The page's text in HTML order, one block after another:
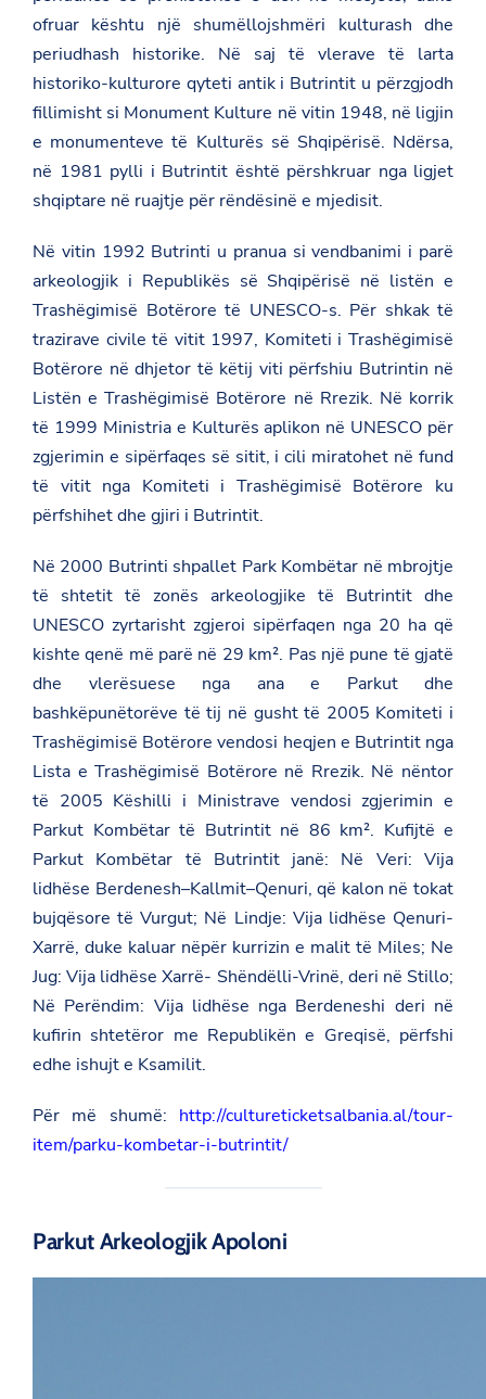
ofruar kështu një shumëllojshmëri kulturash dhe
periudhash historike. Në saj të vlerave të larta
historiko-kulturore qyteti antik i Butrintit u përzgjodh
fillimisht si Monument Kulture në vitin 1948, në ligjin
e monumenteve të Kulturës së Shqipërisë. Ndërsa,
në 1981 pylli i Butrintit është përshkruar nga ligjet
shqiptare në ruajtje për rëndësinë e mjedisit.
Në vitin 1992 Butrinti u pranua si vendbanimi i parë
arkeologjik i Republikës së Shqipërisë në listën e
Trashëgimisë Botërore të UNESCO-s. Për shkak të
trazirave civile të vitit 1997, Komiteti i Trashëgimisë
Botërore në dhjetor të këtij viti përfshiu Butrintin në
Listën e Trashëgimisë Botërore në Rrezik. Në korrik
të 1999 Ministria e Kulturës aplikon në UNESCO për
zgjerimin e sipërfaqes së sitit, i cili miratohet në fund
të vitit nga Komiteti i Trashëgimisë Botërore ku
përfshihet dhe gjiri i Butrintit.
Në 2000 Butrinti shpallet Park Kombëtar në mbrojtje
të shtetit të zonës arkeologjike të Butrintit dhe
UNESCO zyrtarisht zgjeroi sipërfaqen nga 20 ha që
kishte qenë më parë në 29 km². Pas një pune të gjatë
dhe vlerësuese nga ana e Parkut dhe
bashkëpunëtorëve të tij në gusht të 2005 Komiteti i
Trashëgimisë Botërore vendosi heqjen e Butrintit nga
Lista e Trashëgimisë Botërore në Rrezik. Në nëntor
të 2005 Këshilli i Ministrave vendosi zgjerimin e
Parkut Kombëtar të Butrintit në 86 km². Kufijtë e
Parkut Kombëtar të Butrintit janë: Në Veri: Vija
lidhëse Berdenesh–Kallmit–Qenuri, që kalon në tokat
bujqësore të Vurgut; Në Lindje: Vija lidhëse Qenuri-
Xarrë, duke kaluar nëpër kurrizin e malit të Miles; Ne
Jug: Vija lidhëse Xarrë- Shëndëlli-Vrinë, deri në Stillo;
Në Perëndim: Vija lidhëse nga Berdeneshi deri në
kufirin shtetëror me Republikën e Greqisë, përfshi
edhe ishujt e Ksamilit.
Për më shumë: http://cultureticketsalbania.al/tour-
item/parku-kombetar-i-butrintit/
Parkut Arkeologjik Apoloni